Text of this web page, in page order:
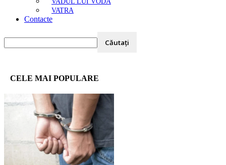
VATRA
Contacte
CELE MAI POPULARE